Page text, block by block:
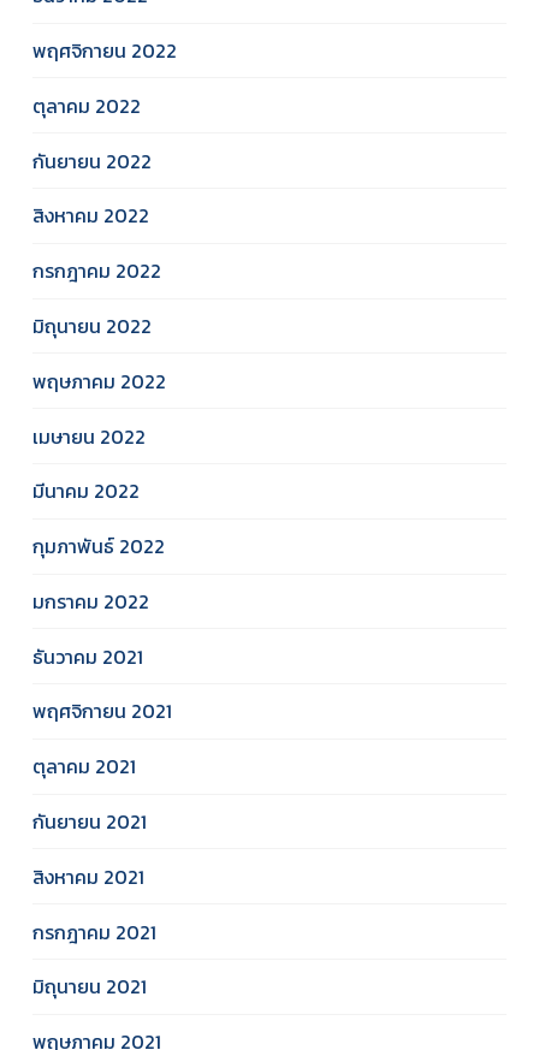
พฤศจิกายน 2022
ตุลาคม 2022
กันยายน 2022
สิงหาคม 2022
กรกฎาคม 2022
มิถุนายน 2022
พฤษภาคม 2022
เมษายน 2022
มีนาคม 2022
กุมภาพันธ์ 2022
มกราคม 2022
ธันวาคม 2021
พฤศจิกายน 2021
ตุลาคม 2021
กันยายน 2021
สิงหาคม 2021
กรกฎาคม 2021
มิถุนายน 2021
พฤษภาคม 2021